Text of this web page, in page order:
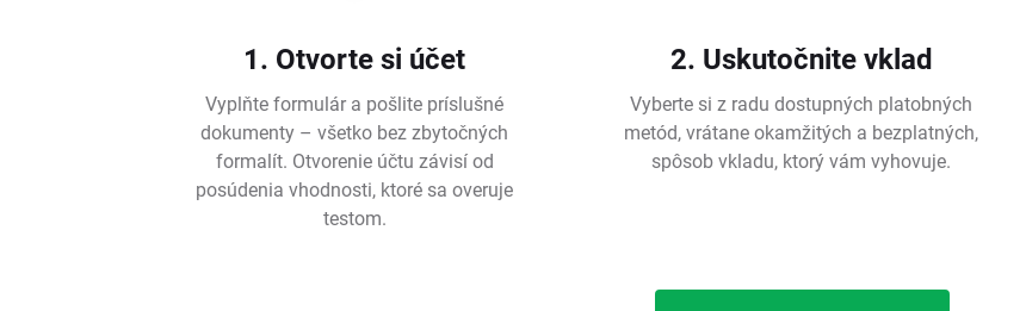
1. Otvorte si účet
Vyplňte formulár a pošlite príslušné
dokumenty – všetko bez zbytočných
formalít. Otvorenie účtu závisí od
posúdenia vhodnosti, ktoré sa overuje
testom.
2. Uskutočnite vklad
Vyberte si z radu dostupných platobných
metód, vrátane okamžitých a bezplatných,
spôsob vkladu, ktorý vám vyhovuje.